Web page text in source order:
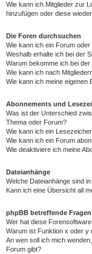
Wie kann ich Mitglieder zur
hinzufügen oder diese
Die Foren durchsuchen
Wie kann ich ein Forum
Weshalb erhalte ich bei der
Warum bekomme ich bei
Wie kann ich nach
Wie kann ich meine eigenen
Abonnements und
Was ist der Unterschied
Thema oder Forum?
Wie kann ich ein
Wie kann ich ein Forum
Wie deaktiviere ich meine
Dateianhänge
Welche Dateianhänge sind
Kann ich eine Übersicht all
phpBB betreffende Fragen
Wer hat diese
Warum ist Funktion x oder y
An wen soll ich mich
Forum gibt?